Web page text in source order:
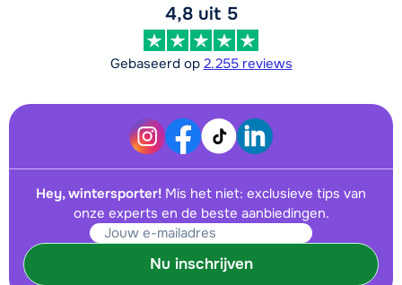
4,8 uit 5
Gebaseerd op 2.255 reviews
Hey, wintersporter! Mis het niet: exclusieve tips van
onze experts en de beste aanbiedingen.
Nu inschrijven